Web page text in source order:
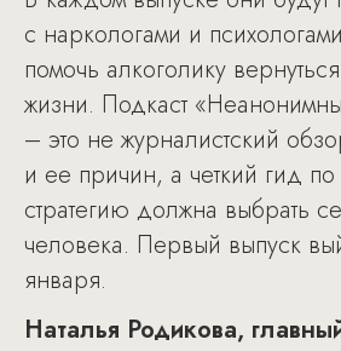
с наркологами и
помочь алкоголику
жизни. Подкаст
– это не журналистский
и ее причин, а четкий гид по
стратегию должна выбрать
человека. Первый выпуск
января.
Наталья Родикова,